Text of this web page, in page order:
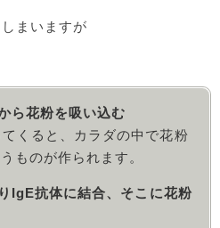
まいますが
ら花粉を吸い込む
くると、カラダの中で花粉
ものが作られます。
IgE抗体に結合、そこに花粉